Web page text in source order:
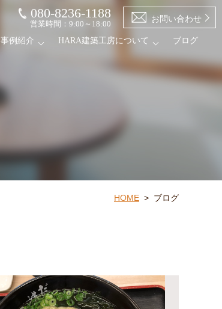
事例紹介 HARA建築工房について ブログ
080-8236-1188
営業時間：9:00～18:00
お問い合わせ
HOME > ブログ